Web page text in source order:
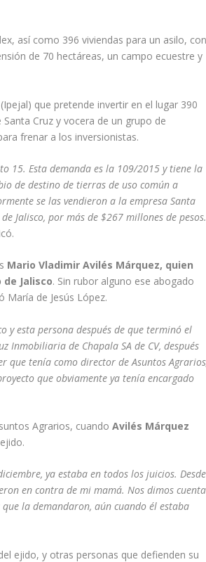
así como 396 viviendas para un asilo, con
de 70 hectáreas, un campo ecuestre y
que pretende invertir en el lugar 390
Cruz y vocera de un grupo de
frenar a los inversionistas.
15. Esta demanda es la 109/2015 y tiene la
de destino de tierras de uso común a
se las vendieron a la empresa Santa
Jalisco, por más de $267 millones de pesos.
Mario Vladimir Avilés Márquez, quien
Jalisco. Sin rubor alguno ese abogado
María de Jesús López.
y esta persona después de que terminó el
de Chapala SA de CV, después
que tenía como director de Asuntos
que obviamente ya tenía encargado
Agrarios, cuando Avilés Márquez
ya estaba en todos los juicios. Desde
en contra de mi mamá. Nos dimos cuenta
la demandaron, aún cuando él estaba
ejido, y otras personas que defienden su